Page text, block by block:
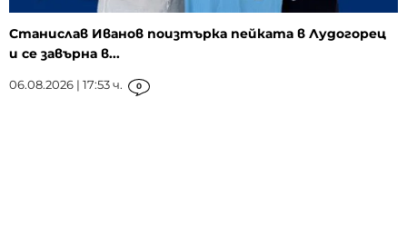
Станислав Иванов поизтърка пейката в Лудогорец
и се завърна в...
06.08.2026 | 17:53 ч. 0